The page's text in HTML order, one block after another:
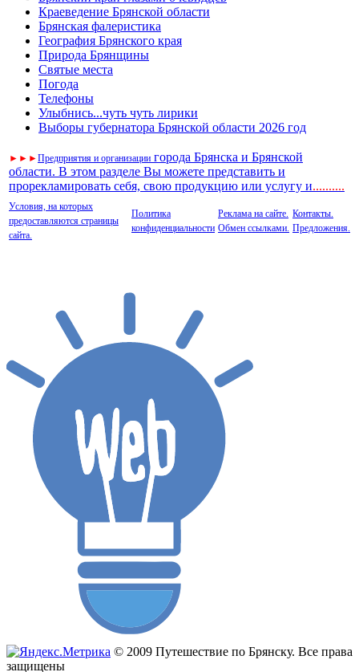
Краеведение Брянской области
Брянская фалеристика
География Брянского края
Природа Брянщины
Святые места
Погода
Телефоны
Улыбнись...чуть чуть лирики
Выборы губернатора Брянской области 2026 год
► ► ►Предприятия и организации города Брянска и Брянской
области. В этом разделе Вы можете представить и
прорекламировать себя, свою продукцию или услугу и..........
Условия, на которых
предоставляются страницы
сайта.
Политика
конфиденциальности
Реклама на сайте.
Обмен ссылками.
Контакты.
Предложения.
© 2009 Путешествие по Брянску. Все права
защищены